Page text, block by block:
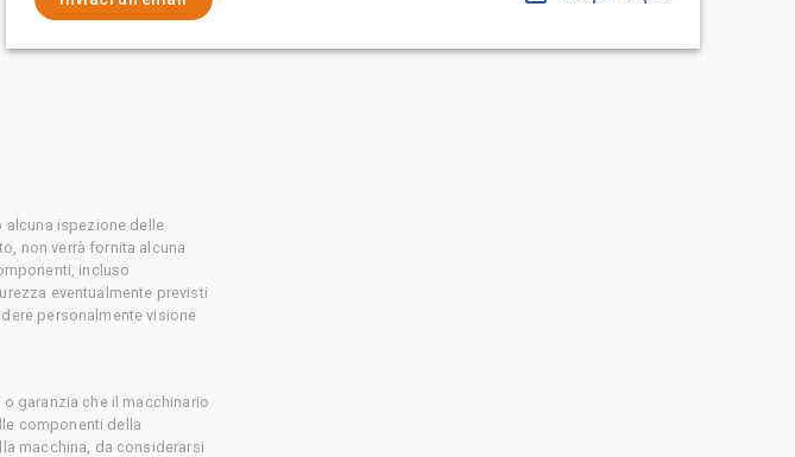
alcuna ispezione delle
non verrà fornita alcuna
incluso
eventualmente previsti
personalmente visione
garanzia che il macchinario
componenti della
macchina, da considerarsi